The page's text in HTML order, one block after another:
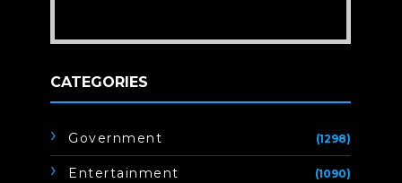
CATEGORIES
Government (1298)
Entertainment (1090)